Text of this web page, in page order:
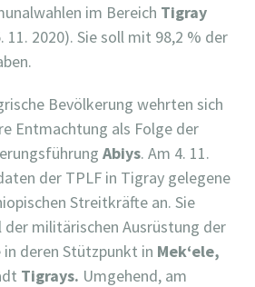
im Bereich Tigray
11. 2020). Sie soll mit 98,2 % der
Bevölkerung wehrten sich
Entmachtung als Folge der
Abiys. Am 4. 11.
der TPLF in Tigray gelegene
Streitkräfte an. Sie
der militärischen Ausrüstung der
deren Stützpunkt in Mek‘ele,
Tigrays. Umgehend, am